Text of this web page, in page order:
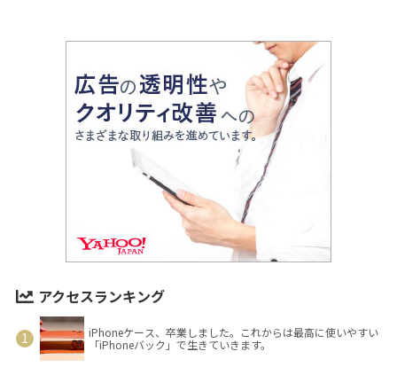
アクセスランキング
iPhoneケース、卒業しました。これからは最高に使いやすい
「iPhoneバック」で生きていきます。